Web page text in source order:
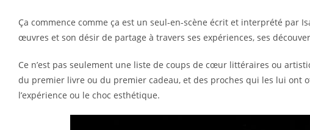
Ça commence comme ça est un seul-en-scène écrit et interprété par
œuvres et son désir de partage à travers ses expériences, ses
Ce n’est pas seulement une liste de coups de cœur littéraires ou
du premier livre ou du premier cadeau, et des proches qui les lui ont
l’expérience ou le choc esthétique.